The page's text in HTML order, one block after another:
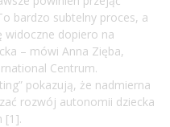
bardzo subtelny proces, a
widoczne dopiero na
– mówi Anna Zięba,
Centrum.
pokazują, że nadmierna
rozwój autonomii dziecka
[1].